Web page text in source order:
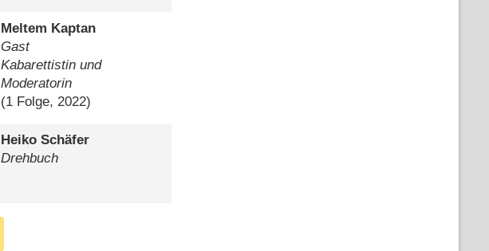
Meltem Kaptan
Gast
Kabarettistin und
Moderatorin
(1 Folge, 2022)
Heiko Schäfer
Drehbuch